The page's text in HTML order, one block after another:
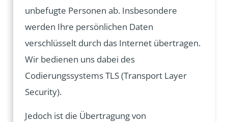
unbefugte Personen ab. Insbesondere
werden Ihre persönlichen Daten
verschlüsselt durch das Internet übertragen.
Wir bedienen uns dabei des
Codierungssystems TLS (Transport Layer
Security).
Jedoch ist die Übertragung von